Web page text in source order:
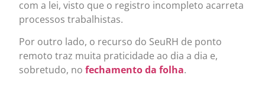
com a lei, visto que o registro incompleto acarreta
processos trabalhistas.
Por outro lado, o recurso do SeuRH de ponto
remoto traz muita praticidade ao dia a dia e,
sobretudo, nofechamento da folha.